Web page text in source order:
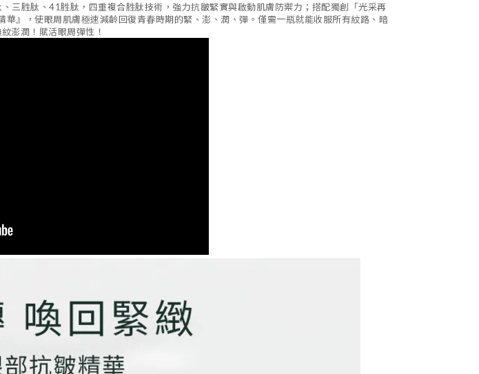
三胜肽、41胜肽，四重複合胜肽技術，強力抗皺緊實與啟動肌膚防禦力；搭配獨創「光采再
』，使眼周肌膚極速減齡回復青春時期的緊、澎、潤、彈。僅需一瓶就能收服所有紋路、暗
澎潤！賦活眼周彈性！